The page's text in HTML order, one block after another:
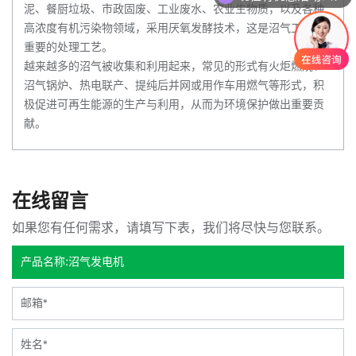
泥、餐厨垃圾、市政固废、工业废水、农业生物质，以及各种
高浓度有机污染物领域，采用厌氧发酵技术，这是沼气工程最
重要的处理工艺。
越来越多的沼气被收集和利用起来，常见的形式有火炬燃烧、
沼气锅炉、热电联产、提纯后并网或用作车用燃气等形式，积
极促进可再生能源的生产与利用，从而为环境保护做出重要贡
献。
在线留言
如果您有任何需求，请填写下表，我们将尽快与您联系。